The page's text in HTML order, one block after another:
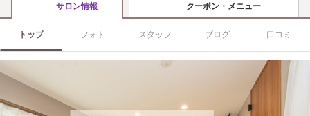
サロン情報 クーポン・メニュー
トップ フォト スタッフ ブログ 口コミ